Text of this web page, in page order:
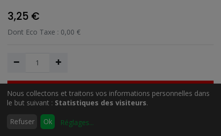
Rechercher
3,25 €
Dont Eco Taxe : 0,00 €
Ajouter au Panier
Ajouter à la liste de souhait
Nous collectons et traitons vos informations personnelles dans
le but suivant : Statistiques des visiteurs.
Refuser Ok Réglages...